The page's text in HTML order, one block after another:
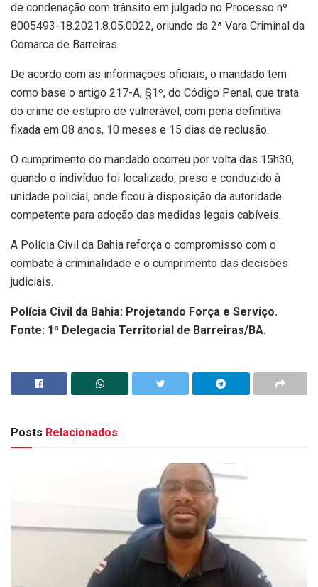
de condenação com trânsito em julgado no Processo nº
8005493-18.2021.8.05.0022, oriundo da 2ª Vara Criminal da
Comarca de Barreiras.
De acordo com as informações oficiais, o mandado tem
como base o artigo 217-A, §1º, do Código Penal, que trata
do crime de estupro de vulnerável, com pena definitiva
fixada em 08 anos, 10 meses e 15 dias de reclusão.
O cumprimento do mandado ocorreu por volta das 15h30,
quando o indivíduo foi localizado, preso e conduzido à
unidade policial, onde ficou à disposição da autoridade
competente para adoção das medidas legais cabíveis.
A Polícia Civil da Bahia reforça o compromisso com o
combate à criminalidade e o cumprimento das decisões
judiciais.
Polícia Civil da Bahia: Projetando Força e Serviço.
Fonte: 1ª Delegacia Territorial de Barreiras/BA.
Posts Relacionados